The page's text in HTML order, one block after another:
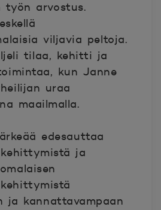
työn arvostus.
viljavia peltoja.
tilaa, kehitti ja
kun Janne
uraa
maailmalla.
edesauttaa
ja
ja kannattavampaan